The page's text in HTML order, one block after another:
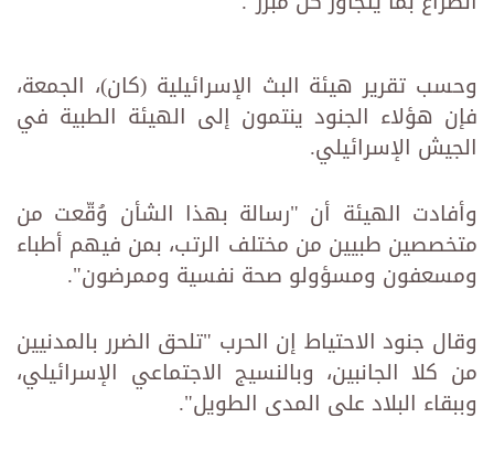
وحسب تقرير هيئة البث الإسرائيلية (كان)، الجمعة،
فإن هؤلاء الجنود ينتمون إلى الهيئة الطبية في
الجيش الإسرائيلي.
وأفادت الهيئة أن "رسالة بهذا الشأن وُقّعت من
متخصصين طبيين من مختلف الرتب، بمن فيهم أطباء
ومسعفون ومسؤولو صحة نفسية وممرضون".
وقال جنود الاحتياط إن الحرب "تلحق الضرر بالمدنيين
من كلا الجانبين، وبالنسيج الاجتماعي الإسرائيلي،
وببقاء البلاد على المدى الطويل".